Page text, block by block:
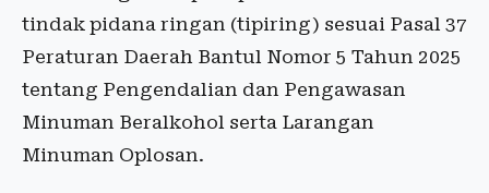
tindak pidana ringan (tipiring) sesuai Pasal 37
Peraturan Daerah Bantul Nomor 5 Tahun 2025
tentang Pengendalian dan Pengawasan
Minuman Beralkohol serta Larangan
Minuman Oplosan.